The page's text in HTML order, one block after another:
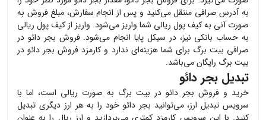
به آدرس صرافی منتقل می‌کنید و پس از انجام سفارش، مبلغ فروش به
صورت آنی به کیف پول ریالی شما واریز می‌شود. واریز از کیف پول ریالی
به حساب بانکی نیز، در سیکل پایا انجام می‌شود. فروش بجر دائو در
صرافی بیت برگ برای شما هزینه‌ای ندارد و کارمزد فروش بجر دائودر
بیت برگ رایگان می‌باشد.
تبدیل بجر دائو
خرید و فروش بجر دائو در بیت برگ به صورت ریالی است، اما با
سرویس تبدیل ارز، می‌توانید بجر دائو خود را به هر ارز دیگری تبدیل
کنید. با این سرویس کارمزد کمتری می‌پردازید و ارز ریال را به عنوان